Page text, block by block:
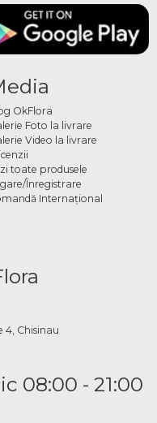
OkFlora
Foto la livrare
Video la livrare
toate produsele
Înregistrare
Internațional
4, Chisinau
08:00 - 21:00